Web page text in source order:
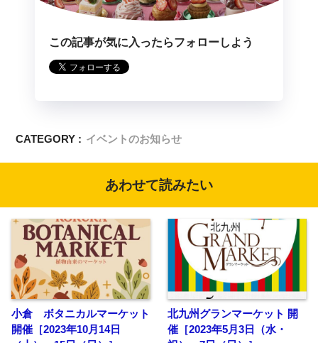
この記事が気に入ったらフォローしよう
CATEGORY : イベントのお知らせ
あわせて読みたい
小倉 ボタニカルマーケット
開催［2023年10月14日
北九州グランマーケット 開
催［2023年5月3日（水・